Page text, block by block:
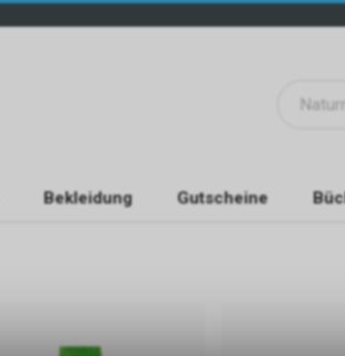
Bekleidung Gutscheine